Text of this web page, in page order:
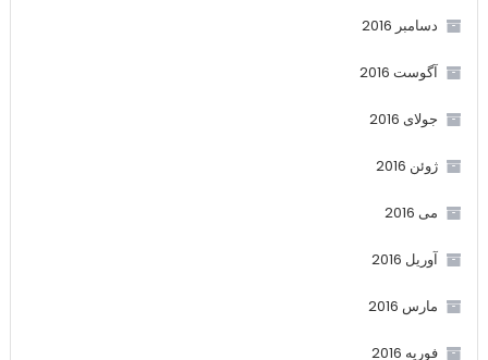
دسامبر 2016
آگوست 2016
جولای 2016
ژوئن 2016
می 2016
آوریل 2016
مارس 2016
فوریه 2016